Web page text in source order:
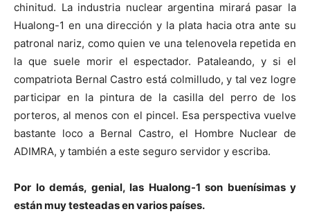
chinitud. La industria nuclear argentina mirará pasar la
Hualong-1 en una dirección y la plata hacia otra ante su
patronal nariz, como quien ve una telenovela repetida en
la que suele morir el espectador. Pataleando, y si el
compatriota Bernal Castro está colmilludo, y tal vez logre
participar en la pintura de la casilla del perro de los
porteros, al menos con el pincel. Esa perspectiva vuelve
bastante loco a Bernal Castro, el Hombre Nuclear de
ADIMRA, y también a este seguro servidor y escriba.
Por lo demás, genial, las Hualong-1 son buenísimas y
están muy testeadas en varios países.